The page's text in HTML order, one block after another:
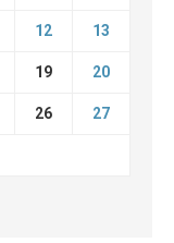
12 13
19 20
26 27